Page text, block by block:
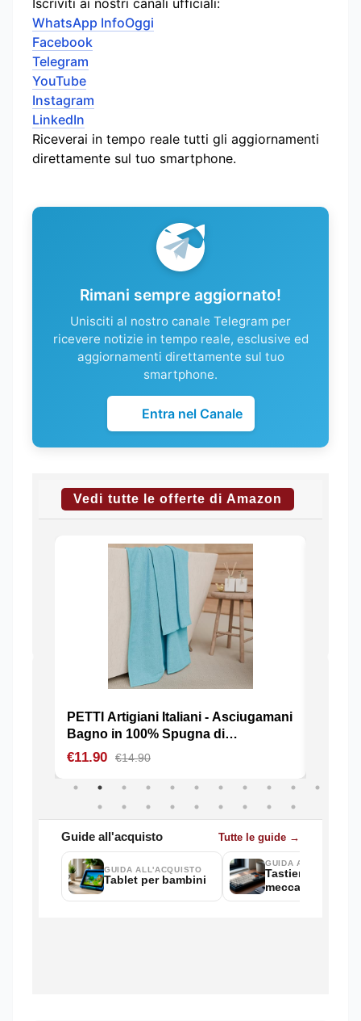
WhatsApp InfoOggi
Facebook
Telegram
YouTube
Instagram
LinkedIn
Riceverai in tempo reale tutti gli aggiornamenti
direttamente sul tuo smartphone.
Rimani sempre aggiornato!
Unisciti al nostro canale Telegram per
ricevere notizie in tempo reale, esclusive ed
aggiornamenti direttamente sul tuo
smartphone.
Entra nel Canale